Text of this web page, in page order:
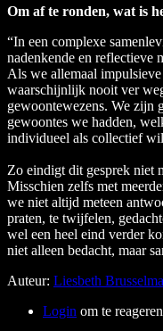
Om af te ronden, wat is
“In een complexe
nadenkende en reflectieve
Als we allemaal
waarschijnlijk nooit ver
gewoontewezens. We zijn
gewoontes we hadden,
individueel als collectief
Zo eindigt dit gesprek niet
Misschien zelfs met
we niet altijd meteen
praten, te twijfelen,
wel een heel eind verder
niet alleen bedacht, maar
Auteur: Liesbeth
Login om te reageren